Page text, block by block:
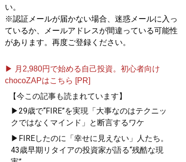
い。
※認証メールが届かない場合、迷惑メールに入っ
ているか、メールアドレスが間違っている可能性
があります。再度ご登録ください。
▶ 月2,980円で始める自己投資。初心者向け
chocoZAPはこちら [PR]
【今この記事も読まれています】
▶29歳で“FIRE”を実現「大事なのはテクニッ
クではなくマインド」と断言するワケ
▶FIREしたのに「幸せに見えない」人たち。
43歳早期リタイアの投資家が語る“残酷な現